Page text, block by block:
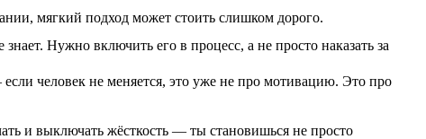
мягкий подход может стоить слишком дорого.
Нужно включить его в процесс, а не просто наказать за
человек не меняется, это уже не про мотивацию. Это про
и выключать жёсткость — ты становишься не просто